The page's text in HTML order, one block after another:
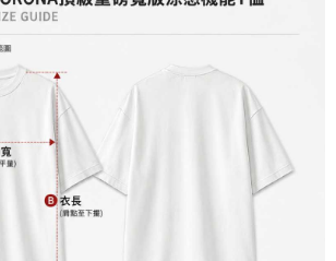
帳單，「大哥付你分期」於每月結算日後寄送繳費提
單後，可選擇「超商條碼／台灣大直營門市／銀行轉
MONEY」等通路繳費。
哥大股份有限公司」（以下簡稱本公司）所提供，讓
本服務購買商品或服務，並由商店將買賣／分期付款
司後，依約使用本公司帳單繳交帳款。
大哥付你分期」之契約關係目的，商店將以您的個人
或地址）提供予台灣大哥大進項蒐集、處理及利用，
分期帳單所需資料之確認、核對及更正。
詳閱以下連結：
結帳流程】
AFTEE先享後付」後，將跳轉至「AFTEE先享後付」
證並確認金額後，即可完成結帳。
將收到繳費通知簡訊。
後14天內，點擊此簡訊中的連結，可透過四大超商／
元方式進行付款，方視為交易完成。
成當下不需立刻繳費，但若您需要取消訂單，請聯絡
商家同意取消之訂單仍視為有效，需透過AFTEE先享
AFTEE先享後付 」之結帳頁面顯示為準，若有關於
需取消欲退款等相關疑問，請聯繫「AFTEE先享後付
netprotections.freshdesk.com/support/home
含以上)免運費
含以上)免運費
含以上)免運費
含以上)免運費